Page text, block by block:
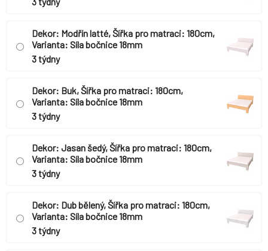
Dekor: Modřín latté, Šířka pro matraci: 180cm,
Varianta: Síla bočnice 18mm
3 týdny
Dekor: Buk, Šířka pro matraci: 180cm,
Varianta: Síla bočnice 18mm
3 týdny
Dekor: Jasan šedý, Šířka pro matraci: 180cm,
Varianta: Síla bočnice 18mm
3 týdny
Dekor: Dub bělený, Šířka pro matraci: 180cm,
Varianta: Síla bočnice 18mm
3 týdny